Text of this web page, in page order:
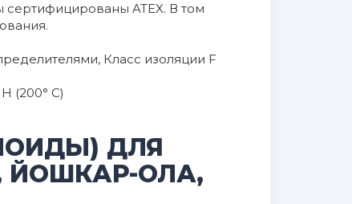
сертифицированы ATEX. В том
Класс изоляции F
(200° C)
ДЛЯ
ЙОШКАР-ОЛА,